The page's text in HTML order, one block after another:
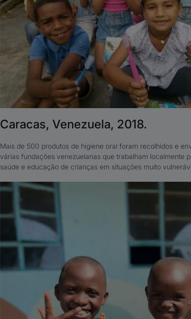
Caracas, Venezuela, 2018.
Mais de 500 produtos de higiene oral foram recolhidos e
várias fundações venezuelanas que trabalham localmente
saúde e educação de crianças em situações muito